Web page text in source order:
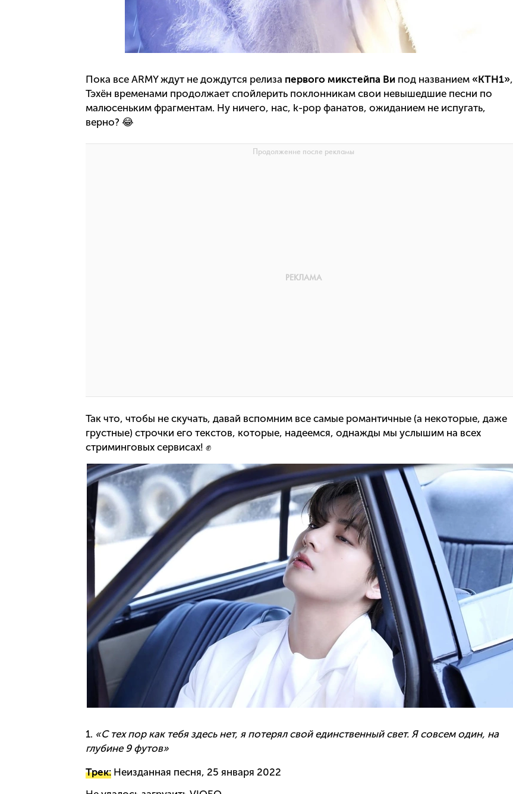
Пока все ARMY ждут не дождутся релиза первого микстейпа Ви под названием «KTH1»,
Тэхён временами продолжает спойлерить поклонникам свои невышедшие песни по
малюсеньким фрагментам. Ну ничего, нас, k-pop фанатов, ожиданием не испугать,
верно? 😂
Так что, чтобы не скучать, давай вспомним все самые романтичные (а некоторые, даже
грустные) строчки его текстов, которые, надеемся, однажды мы услышим на всех
стриминговых сервисах! ✊
1. «С тех пор как тебя здесь нет, я потерял свой единственный свет. Я совсем один, на
глубине 9 футов»
Трек: Неизданная песня, 25 января 2022